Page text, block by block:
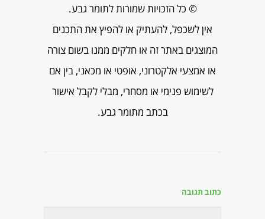
© כל הזכויות שמורות לתומר גבע.
אין לשכפל, להעתיק או להפיץ את התכנים
המוצגים באתר זה או חלקים ממנו בשום צורה
או אמצעי אלקטרוני, אופטי או מכאני, בין אם
לשימוש פנימי או מסחרי, מבלי לקבל אישור
בכתב מתומר גבע.
כתוב תגובה